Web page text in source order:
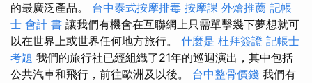
的最廣泛產品。 台中泰式按摩排毒 按摩課 外燴推薦 記帳
士 會計 書 讓我們有機會在互聯網上只需單擊幾下夢想就可
以在世界上或世界任何地方旅行。 什麼是 杜拜簽證 記帳士
考題 我們的旅行社已經組織了21年的巡迴演出，其中包括
公共汽車和飛行，前往歐洲及以後。 台中整骨價錢 我們有